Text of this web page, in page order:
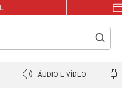
ÁUDIO E VÍDEO